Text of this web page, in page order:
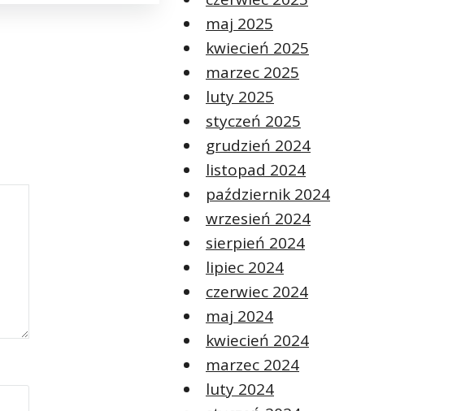
maj 2025
kwiecień 2025
marzec 2025
luty 2025
styczeń 2025
grudzień 2024
listopad 2024
październik 2024
wrzesień 2024
sierpień 2024
lipiec 2024
czerwiec 2024
maj 2024
kwiecień 2024
marzec 2024
luty 2024